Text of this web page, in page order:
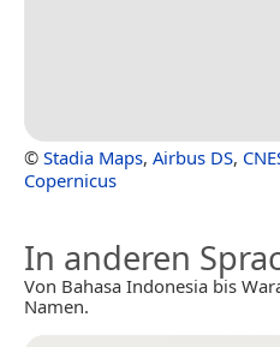
© Stadia Maps, Airbus DS,
Copernicus
In anderen
Von Bahasa Indonesia bis
Namen.